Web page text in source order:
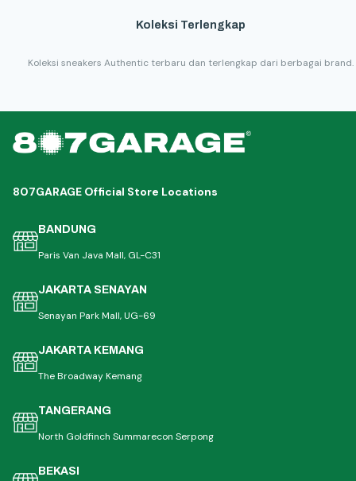
Koleksi Terlengkap
Koleksi sneakers Authentic terbaru dan terlengkap dari berbagai brand.
807GARAGE Official Store Locations
BANDUNG
Paris Van Java Mall, GL-C31
JAKARTA SENAYAN
Senayan Park Mall, UG-69
JAKARTA KEMANG
The Broadway Kemang
TANGERANG
North Goldfinch Summarecon Serpong
BEKASI